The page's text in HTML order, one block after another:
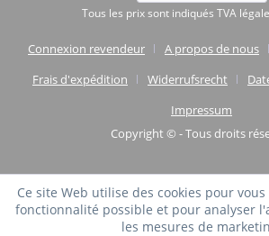
Tous les prix sont indiqués TVA
Connexion revendeur A propos de nous
Frais d'expédition
Widerrufsrecht
Impressum
Copyright © - Tous droits
Ce site Web utilise des cookies pour
fonctionnalité possible et pour analyser
les mesures de